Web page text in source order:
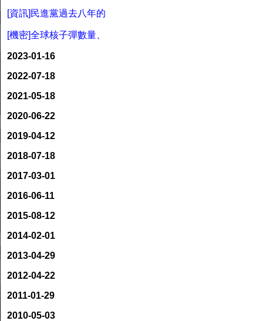
[資訊]民進黨過去八年的
[機密]全球核子彈數量、
2023-01-16
2022-07-18
2021-05-18
2020-06-22
2019-04-12
2018-07-18
2017-03-01
2016-06-11
2015-08-12
2014-02-01
2013-04-29
2012-04-22
2011-01-29
2010-05-03